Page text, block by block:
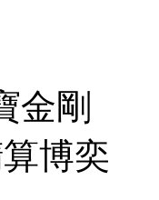
金剛
博奕